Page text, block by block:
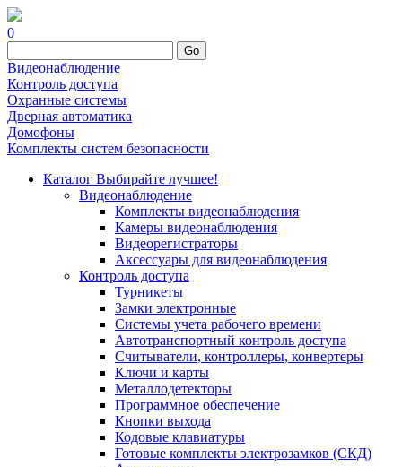
0
Go
Видеонаблюдение
Контроль доступа
Охранные системы
Дверная автоматика
Домофоны
Комплекты систем безопасности
Каталог Выбирайте лучшее!
Видеонаблюдение
Комплекты видеонаблюдения
Камеры видеонаблюдения
Видеорегистраторы
Аксессуары для видеонаблюдения
Контроль доступа
Турникеты
Замки электронные
Системы учета рабочего времени
Автотранспортный контроль доступа
Считыватели, контроллеры, конвертеры
Ключи и карты
Металлодетекторы
Программное обеспечение
Кнопки выхода
Кодовые клавиатуры
Готовые комплекты электрозамков (СКД)